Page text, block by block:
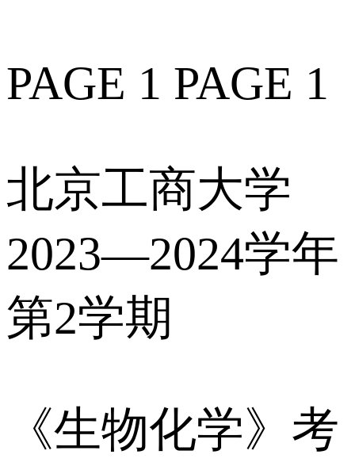
PAGE 1 PAGE 1
北京工商大学
2023—2024学年
第2学期
《生物化学》考